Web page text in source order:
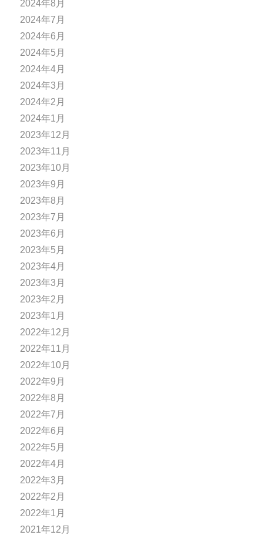
2024年8月
2024年7月
2024年6月
2024年5月
2024年4月
2024年3月
2024年2月
2024年1月
2023年12月
2023年11月
2023年10月
2023年9月
2023年8月
2023年7月
2023年6月
2023年5月
2023年4月
2023年3月
2023年2月
2023年1月
2022年12月
2022年11月
2022年10月
2022年9月
2022年8月
2022年7月
2022年6月
2022年5月
2022年4月
2022年3月
2022年2月
2022年1月
2021年12月